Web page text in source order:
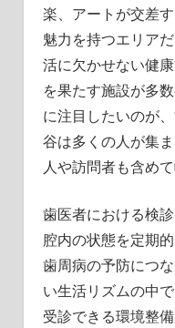
楽、アートが交差
魅力を持つエリア
活に欠かせない健
を果たす施設が多
に注目したいのが
谷は多くの人が集
人や訪問者も含め
歯医者における検
腔内の状態を定期
歯周病の予防につ
い生活リズムの中
受診できる環境整